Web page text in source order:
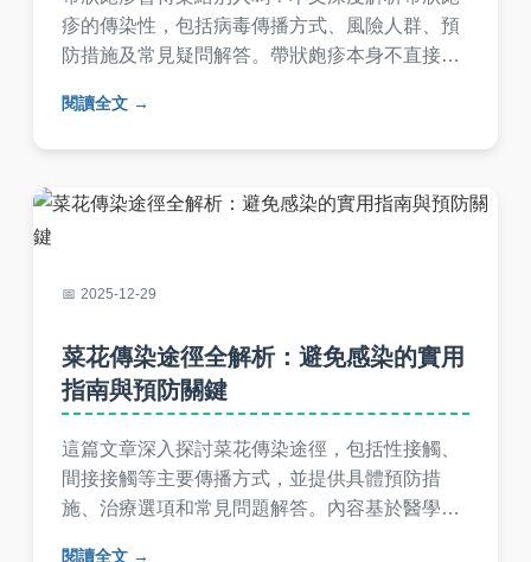
疹的傳染性，包括病毒傳播方式、風險人群、預
防措施及常見疑問解答。帶狀皰疹本身不直接傳
的人，導致水痘。實用資訊幫你保護自己和家
閱讀全文
2025-12-29
菜花傳染途徑全解析：避免感染的實用
指南與預防關鍵
這篇文章深入探討菜花傳染途徑，包括性接觸、
間接接觸等主要傳播方式，並提供具體預防措
施、治療選項和常見問題解答。內容基於醫學知
閱讀全文